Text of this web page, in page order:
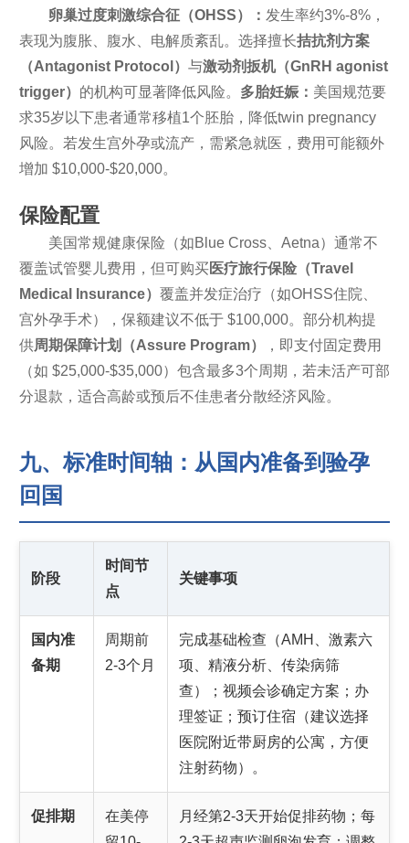
卵巢过度刺激综合征（OHSS）： 发生率约3%-8%，
表现为腹胀、腹水、电解质紊乱。选择擅长拮抗剂方案
（Antagonist Protocol） 与激动剂扳机（GnRH agonist
trigger） 的机构可显著降低风险。 多胎妊娠： 美国规范要
求35岁以下患者通常移植1个胚胎，降低twin pregnancy
风险。若发生宫外孕或流产，需紧急就医，费用可能额外
增加 $10,000-$20,000。
保险配置
美国常规健康保险（如Blue Cross、Aetna）通常不
覆盖试管婴儿费用，但可购买医疗旅行保险（Travel
Medical Insurance） 覆盖并发症治疗（如OHSS住院、
宫外孕手术），保额建议不低于 $100,000。部分机构提
供周期保障计划（Assure Program）
，即支付固定费用
（如 $25,000-$35,000）包含最多3个周期，若未活产可部
分退款，适合高龄或预后不佳患者分散经济风险。
九、标准时间轴：从国内准备到验孕
回国
阶段
时间节
点
关键事项
国内准
备期
周期前
2-3个月
完成基础检查（AMH、激素六
项、精液分析、传染病筛
查）；视频会诊确定方案；办
理签证；预订住宿（建议选择
医院附近带厨房的公寓，方便
注射药物）。
促排期
在美停
月经第2-3天开始促排药物；每